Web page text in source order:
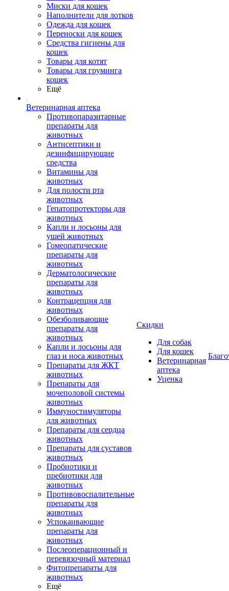
Миски для кошек
Наполнители для лотков
Одежда для кошек
Переноски для кошек
Средства гигиены для
кошек
Товары для котят
Товары для груминга
кошек
Ещё
Ветеринарная аптека
Противопаразитарные
препараты для
животных
Антисептики и
дезинфицирующие
средства
Витамины для
животных
Для полости рта
животных
Гепатопротекторы для
животных
Капли и лосьоны для
ушей животных
Гомеопатические
препараты для
животных
Дерматологические
препараты для
животных
Контрацепция для
животных
Обезболивающие
препараты для
животных
Капли и лосьоны для
глаз и носа животных
Препараты для ЖКТ
животных
Препараты для
мочеполовой системы
животных
Иммуностимуляторы
для животных
Препараты для сердца
животных
Препараты для суставов
животных
Пробиотики и
пребиотики для
животных
Противовоспалительные
препараты для
животных
Успокаивающие
препараты для
животных
Послеоперационный и
перевязочный материал
Фитопрепараты для
животных
Ещё
Скидки
Для собак
Для кошек
Ветеринарная
аптека
Уценка